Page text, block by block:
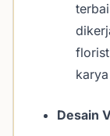
Desain